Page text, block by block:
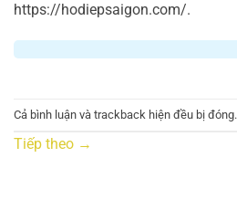
https://hodiepsaigon.com/.
Cả bình luận và trackback hiện đều bị đóng.
Tiếp theo →